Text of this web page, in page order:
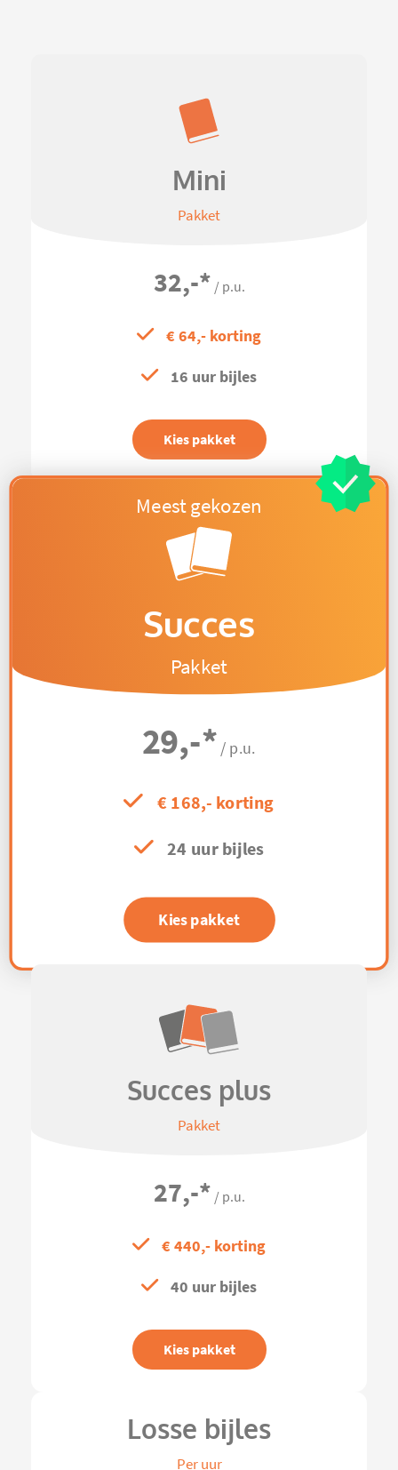
Mini
Pakket
32,-* / p.u.
€ 64,- korting
16 uur bijles
Kies pakket
Succes
Pakket
29,-* / p.u.
€ 168,- korting
24 uur bijles
Kies pakket
Succes plus
Pakket
27,-* / p.u.
€ 440,- korting
40 uur bijles
Kies pakket
Losse bijles
Per uur